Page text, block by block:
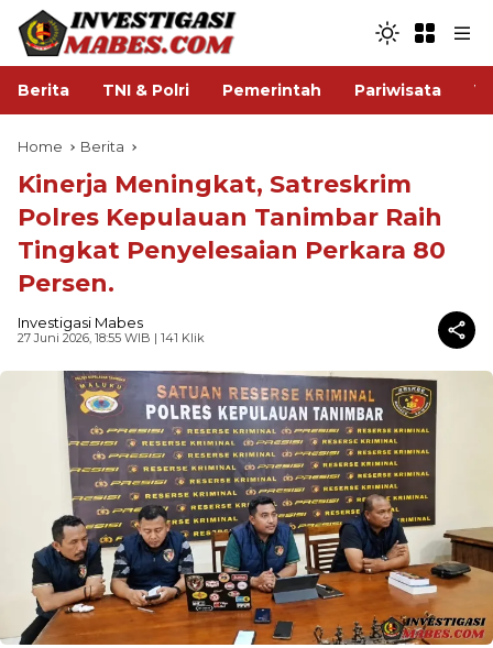
Berita TNI & Polri Pemerintah Pariwisata
Home Berita
Kinerja Meningkat, Satreskrim
Polres Kepulauan Tanimbar Raih
Tingkat Penyelesaian Perkara 80
Persen.
Investigasi Mabes
27 Juni 2026, 18:55 WIB | 141 Klik